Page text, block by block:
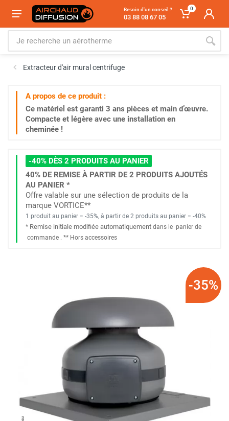
Besoin d'un conseil ?
03 88 08 67 05
0
Extracteur d'air mural centrifuge
A propos de ce produit :
Ce matériel est garanti 3 ans pièces et main d’œuvre.
Compacte et légère avec une installation en
cheminée !
-40% DÈS 2 PRODUITS AU PANIER
40% DE REMISE À PARTIR DE 2 PRODUITS AJOUTÉS
AU PANIER *
Offre valable sur une sélection de produits de la
marque VORTICE**
1 produit au panier = -35%, à partir de 2 produits au panier = -40%
* Remise initiale modifiée automatiquement dans le panier de
commande . ** Hors accessoires
-35%